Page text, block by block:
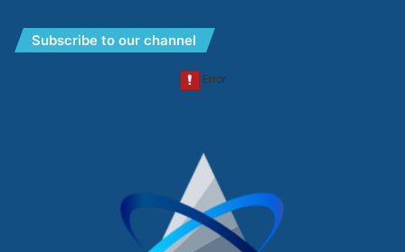
Subscribe to our channel